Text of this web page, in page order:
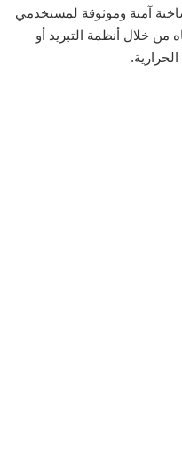
آمنة وموثوقة لمستخدمي
من خلال أنظمة التبريد أو